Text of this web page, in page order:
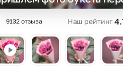
9132 отзыва Наш рейтинг